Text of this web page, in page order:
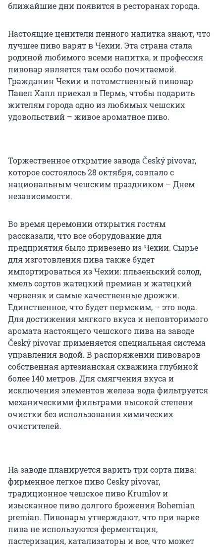
ближайшие дни появится в ресторанах города.
Настоящие ценители пенного напитка знают, что
лучшее пиво варят в Чехии. Эта страна стала
родиной любимого всеми напитка, и профессия
пивовар является там особо почитаемой.
Гражданин Чехии и потомственный пивовар
Павел Хапл приехал в Пермь, чтобы подарить
жителям города одно из любимых чешских
удовольствий – живое ароматное пиво.
Торжественное открытие завода Český pivovar,
которое состоялось 28 октября, совпало с
национальным чешским праздником – Днем
независимости.
Во время церемонии открытия гостям
рассказали, что все оборудование для
предприятия было привезено из Чехии. Сырье
для изготовления пива также будет
импортироваться из Чехии: пльзеньский солод,
хмель сортов жатецкий премиан и жатецкий
червеняк и самые качественные дрожжи.
Единственное, что будет пермским, – это вода.
Для достижения мягкого вкуса и неповторимого
аромата настоящего чешского пива на заводе
Český pivovar применяется специальная система
управления водой. В распоряжении пивоваров
собственная артезианская скважина глубиной
более 140 метров. Для смягчения вкуса и
исключения элементов железа вода фильтруется
механическими фильтрами высокой степени
очистки без использования химических
очистителей.
На заводе планируется варить три сорта пива:
фирменное легкое пиво Cesky pivovar,
традиционное чешское пиво Krumlov и
изысканное пиво долгого брожения Bohemian
premian. Пивовары утверждают, что при варке
пива не используются ферментация,
пастеризация, катализаторы и все, что может